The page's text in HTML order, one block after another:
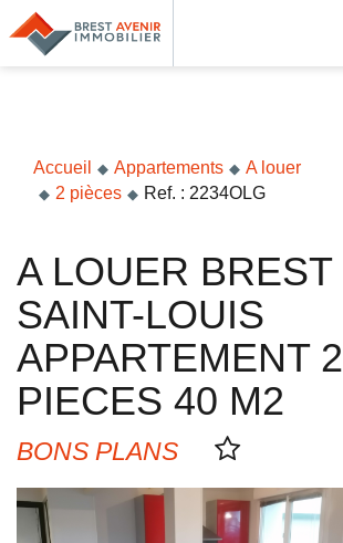
Accueil
Louer
Nos métiers
Syndic de copropriété
Transactions immobilières
Experts locaux
Accueil Appartements
A louer
2 pièces
Ref. : 2234OLG
A LOUER BREST SIAM
SAINT-LOUIS
APPARTEMENT 2
PIECES 40 M2
BONS PLANS